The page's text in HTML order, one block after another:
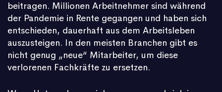
beitragen. Millionen Arbeitnehmer sind während
der Pandemie in Rente gegangen und haben sich
entschieden, dauerhaft aus dem Arbeitsleben
auszusteigen. In den meisten Branchen gibt es
nicht genug „neue“ Mitarbeiter, um diese
verlorenen Fachkräfte zu ersetzen.